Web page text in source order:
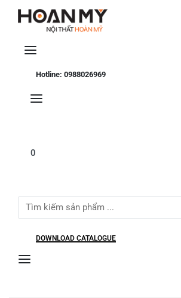
Hotline: 0988026969
0
Search
for:
DOWNLOAD CATALOGUE